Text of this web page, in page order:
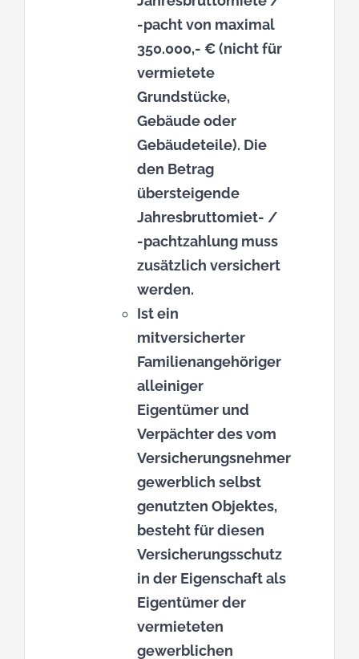
-pacht von maximal
350.000,- € (nicht für
vermietete
Grundstücke,
Gebäude oder
Gebäudeteile). Die
den Betrag
übersteigende
Jahresbruttomiet- /
-pachtzahlung muss
zusätzlich versichert
werden.
Ist ein
mitversicherter
Familienangehöriger
alleiniger
Eigentümer und
Verpächter des vom
Versicherungsnehmer
gewerblich selbst
genutzten Objektes,
besteht für diesen
Versicherungsschutz
in der Eigenschaft als
Eigentümer der
vermieteten
gewerblichen